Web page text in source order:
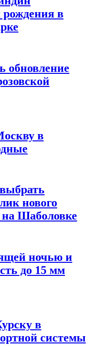
рождения в
обновление
в
нового
Шаболовке
ночью и
до 15 мм
в
системы